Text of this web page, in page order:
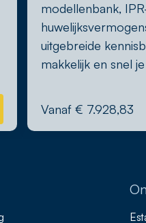
modellenbank,
uitgebreide
makkelijk en snel
Vanaf € 7.928,83